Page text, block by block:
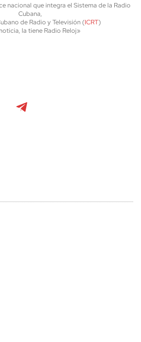
nacional que integra el Sistema de la Radio
Cubana,
de Radio y Televisión (ICRT)
la tiene Radio Reloj»